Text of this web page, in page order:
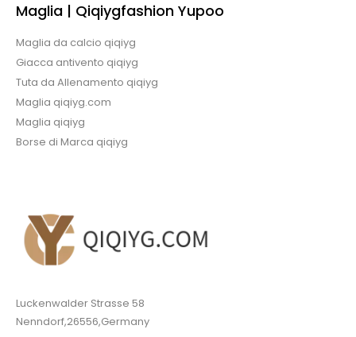
Maglia | Qiqiygfashion Yupoo
Maglia da calcio qiqiyg
Giacca antivento qiqiyg
Tuta da Allenamento qiqiyg
Maglia qiqiyg.com
Maglia qiqiyg
Borse di Marca qiqiyg
Luckenwalder Strasse 58
Nenndorf,26556,Germany